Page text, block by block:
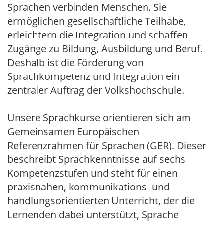
Sprachen verbinden Menschen. Sie
ermöglichen gesellschaftliche Teilhabe,
erleichtern die Integration und schaffen
Zugänge zu Bildung, Ausbildung und Beruf.
Deshalb ist die Förderung von
Sprachkompetenz und Integration ein
zentraler Auftrag der Volkshochschule.
Unsere Sprachkurse orientieren sich am
Gemeinsamen Europäischen
Referenzrahmen für Sprachen (GER). Dieser
beschreibt Sprachkenntnisse auf sechs
Kompetenzstufen und steht für einen
praxisnahen, kommunikations- und
handlungsorientierten Unterricht, der die
Lernenden dabei unterstützt, Sprache